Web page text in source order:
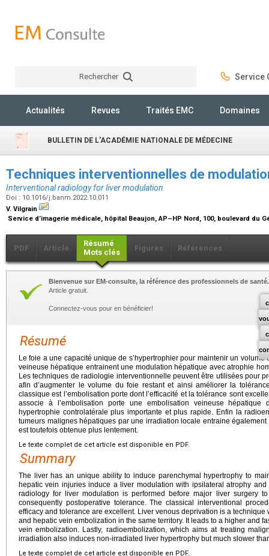
Rechercher Service
Actualités Revues Traités EMC Domaines
BULLETIN DE L'ACADÉMIE NATIONALE DE MÉDECINE
Techniques interventionnelles de
Interventional radiology for liver modulation
Doi : 10.1016/j.banm.2022.10.011
V. Vilgrain
Service d’imagerie médicale, hôpital Beaujon, AP–HP Nord, 100, boulevard du
PDF Article
Résumé
Mots clés
Figures Références
Bienvenue sur EM-consulte, la référence des professionnels de santé.
Article gratuit.
Connectez-vous pour en bénéficier!
Résumé
Le foie a une capacité unique de s’hypertrophier pour maintenir un volume
veineuse hépatique entrainent une modulation hépatique avec atrophie
Les techniques de radiologie interventionnelle peuvent être utilisées pour
afin d’augmenter le volume du foie restant et ainsi améliorer la
classique est l’embolisation porte dont l’efficacité et la tolérance sont
associe à l’embolisation porte une embolisation veineuse
hypertrophie controlatérale plus importante et plus rapide. Enfin la
tumeurs malignes hépatiques par une irradiation locale entraine
est toutefois obtenue plus lentement.
Le texte complet de cet article est disponible en PDF.
Summary
The liver has an unique ability to induce parenchymal hypertrophy to
hepatic vein injuries induce a liver modulation with ipsilateral atrophy and
radiology for liver modulation is performed before major liver surgery
consequently postoperative tolerance. The classical interventional
efficacy and tolerance are excellent. Liver venous deprivation is a
and hepatic vein embolization in the same territory. It leads to a higher and
vein embolization. Lastly, radioembolization, which aims at treating
irradiation also induces non-irradiated liver hypertrophy but much slower
Le texte complet de cet article est disponible en PDF.